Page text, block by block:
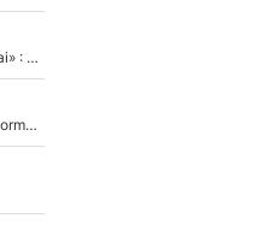
Mercato - OM - «Dès que je prends un club, je t’appellerai» : La promesse de Marcelino au moment de claquer la porte
Victime de racisme contre Murray, Kyrgios pousse un énorme coup de gueule !